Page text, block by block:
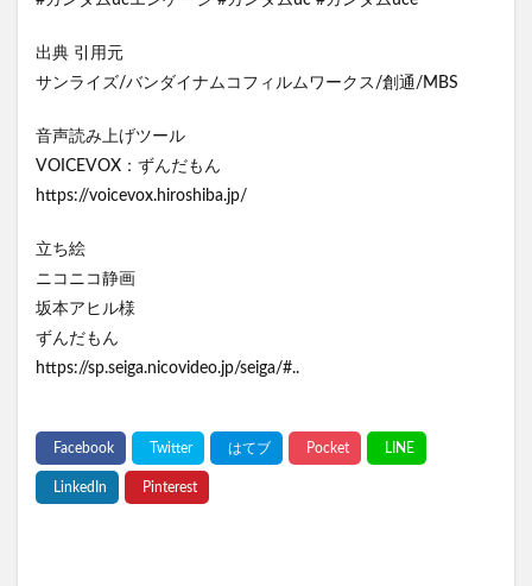
出典 引用元
サンライズ/バンダイナムコフィルムワークス/創通/MBS
音声読み上げツール
VOICEVOX：ずんだもん
https://voicevox.hiroshiba.jp/
立ち絵
ニコニコ静画
坂本アヒル様
ずんだもん
https://sp.seiga.nicovideo.jp/seiga/#..